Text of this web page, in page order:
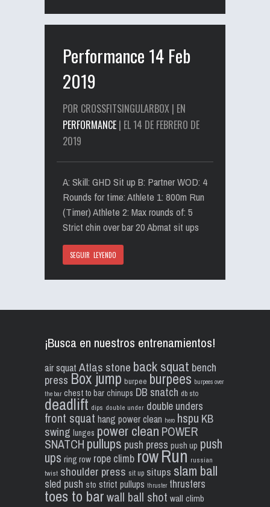
Performance 14 Feb
2019
POR CROSSFITSINGULARBOX | EN
PERFORMANCE | EL 14 DE FEBRERO DE
2019
A: Skill: GHD Sit up B: Partner WOD: 4
Rounds for time: Athlete 1: 800m Run
(Timer) Athlete 2: Max rounds of: 5
Strict chin over bar 20 Abmat sit ups
SEGUIR LEYENDO
¡Busca en nuestros entrenamientos!
air squat Atlas stone back squat bench
press Box jump burpee burpees burpees over
the bar chest to bar chinups DB snatch db sto
deadlift dips double under double unders
front squat hang power clean hero hspu KB
swing lunges power clean POWER
SNATCH pullups push press push up push
ups ring row rope climb rowRun russian
twist shoulder press sit up situps slam ball
sled push sto strict pullups thruster thrusters
toes to barwall ball shot wall climb